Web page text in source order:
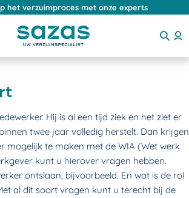
het verzuimproces met onze experts
Hij is al een tijd ziek en het ziet er
twee jaar volledig herstelt. Dan krijgen
mogelijk te maken met de WIA (Wet werk
kunt u hierover vragen hebben.
ontslaan, bijvoorbeeld. En wat is de rol
al dit soort vragen kunt u terecht bij de